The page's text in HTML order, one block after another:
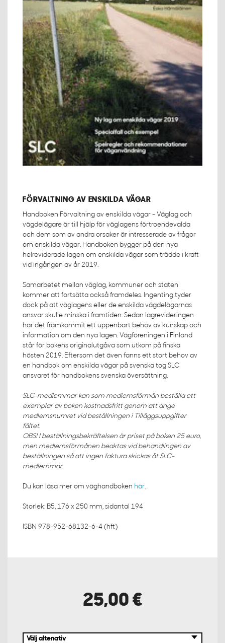
FÖRVALTNING AV ENSKILDA VÄGAR
Handboken Förvaltning av enskilda vägar - Väglag och
vägdelägare är till hjälp för väglagens förtroendevalda
och dem som av andra orsaker är intresserade av frågor
om enskilda vägar. Handboken bygger på den nya
helreviderade lagen om enskilda vägar som trädde i kraft
vid ingången av år 2019.
Samarbetet mellan väglag, kommuner och staten
kommer att fortsätta också framdeles. Ingenting tyder
dock på att väglagens eller de enskilda vägdelägarnas
ansvar skulle minska i framtiden. Sedan lagrevideringen
har det framkommit ett uppenbart behov av kunskap och
information om den nya lagen. Vägföreningen i Finland
står för bokens originalutgåva som utkom på finska
hösten 2019. Eftersom det även fanns ett stort behov av
en handbok om enskilda vägar på svenska tog SLC
ansvaret för handbokens svenska översättning.
SLC-medlemmar kan som medlemsförmån beställa ett
exemplar av boken kostnadsfritt genom att ange
medlemsnumret vid beställningen i Tilläggsuppgifter
fältet.
OBS! I beställningsbekräftelsen är priset på boken 25 euro,
men medlemsförmånen beaktas vid behandlingen av
beställningen så att ingen faktura skickas åt SLC-
medlemmar.
Du kan läsa mer om väghandboken här
Storlek: B5, 176 x 250 mm, sidantal 194
ISBN 978-952-68132-6-4 (hft)
25,00 €